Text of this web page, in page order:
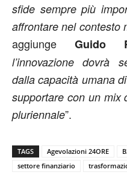
sfide sempre più
affrontare nel contesto
aggiunge Guido
l’innovazione dovrà
dalla capacità umana
supportare con un mix
pluriennale”.
TAGS Agevolazioni 24ORE
settore finanziario